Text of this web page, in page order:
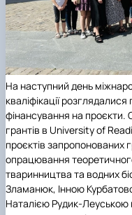
На наступний день
кваліфікації
фінансування на
грантів в University of
проєктів запропонованих
опрацювання
тваринництва та водних
Зламанюк, Інною
Наталією Рудик-Леуською